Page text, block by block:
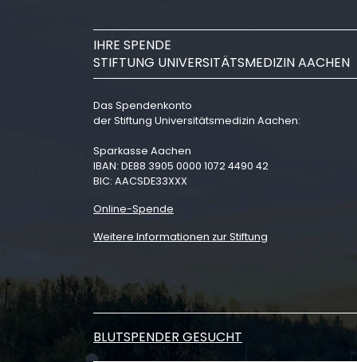
IHRE SPENDE
STIFTUNG UNIVERSITÄTSMEDIZIN AACHEN
Das Spendenkonto
der Stiftung Universitätsmedizin Aachen:
Sparkasse Aachen
IBAN: DE88 3905 0000 1072 4490 42
BIC: AACSDE33XXX
Online-Spende
Weitere Informationen zur Stiftung
BLUTSPENDER GESUCHT